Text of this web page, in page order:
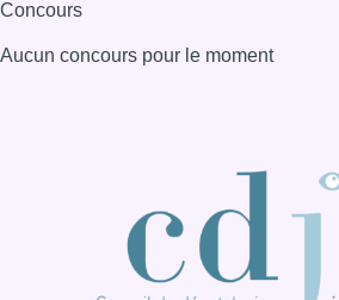
Concours
Aucun concours pour le moment